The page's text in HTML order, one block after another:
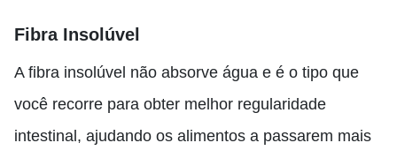
Fibra Insolúvel
A fibra insolúvel não absorve água e é o tipo que
você recorre para obter melhor regularidade
intestinal, ajudando os alimentos a passarem mais